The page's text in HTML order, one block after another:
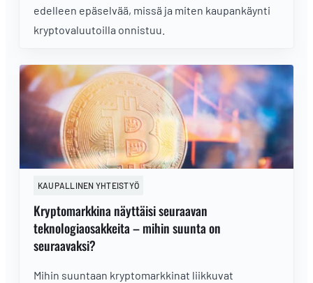
edelleen epäselvää, missä ja miten kaupankäynti
kryptovaluutoilla onnistuu.
KAUPALLINEN YHTEISTYÖ
Kryptomarkkina näyttäisi seuraavan
teknologiaosakkeita – mihin suunta on
seuraavaksi?
Mihin suuntaan kryptomarkkinat liikkuvat